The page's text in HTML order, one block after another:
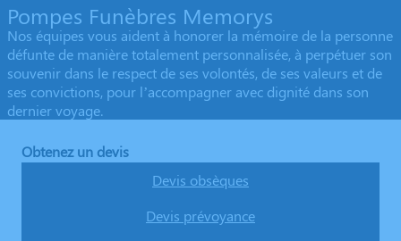
Pompes Funèbres Memorys
Nos équipes vous aident à honorer la mémoire de la personne
défunte de manière totalement personnalisée, à perpétuer son
souvenir dans le respect de ses volontés, de ses valeurs et de
ses convictions, pour l’accompagner avec dignité dans son
dernier voyage.
Obtenez un devis
Devis obsèques
Devis prévoyance